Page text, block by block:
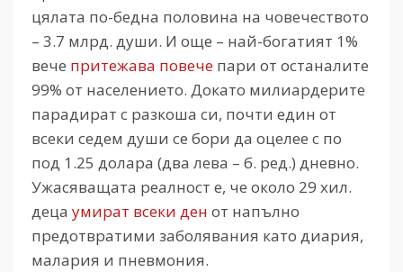
цялата по-бедна половина на човечеството
– 3.7 млрд. души. И още – най-богатият 1%
вече притежава повече пари от останалите
99% от населението. Докато милиардерите
парадират с разкоша си, почти един от
всеки седем души се бори да оцелее с по
под 1.25 долара (два лева – б. ред.) дневно.
Ужасяващата реалност е, че около 29 хил.
деца умират всеки ден от напълно
предотвратими заболявания като диария,
малария и пневмония.